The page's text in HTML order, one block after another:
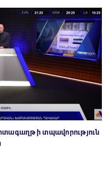
տպավորություն